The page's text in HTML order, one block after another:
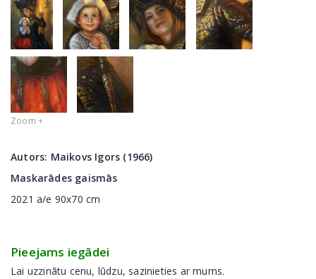
Zoom +
Autors: Maikovs Igors (1966)
Maskarādes gaismās
2021 a/e 90x70 cm
Pieejams iegādei
Lai uzzinātu cenu, lūdzu, sazinieties ar mums.